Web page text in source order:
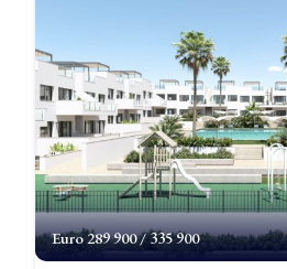
Euro289 900 / 335 900